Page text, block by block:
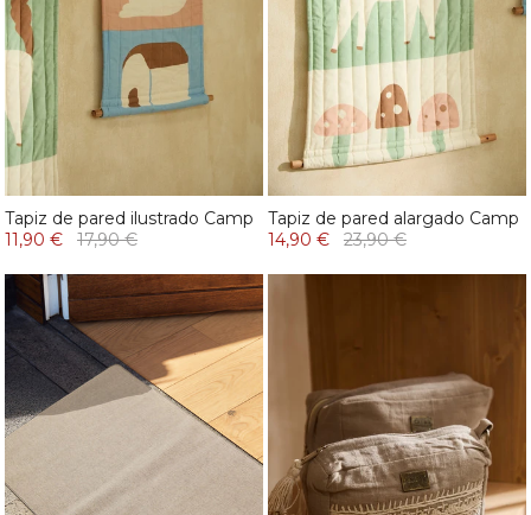
Tapiz de pared ilustrado Camp
11,90 €
17,90 €
Tapiz de pared alargado Camp
14,90 €
23,90 €